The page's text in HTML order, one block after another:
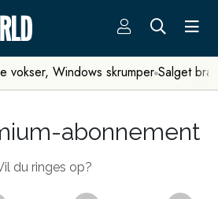
vokser, Windows skrumper Salget
abonnement
du ringes op?